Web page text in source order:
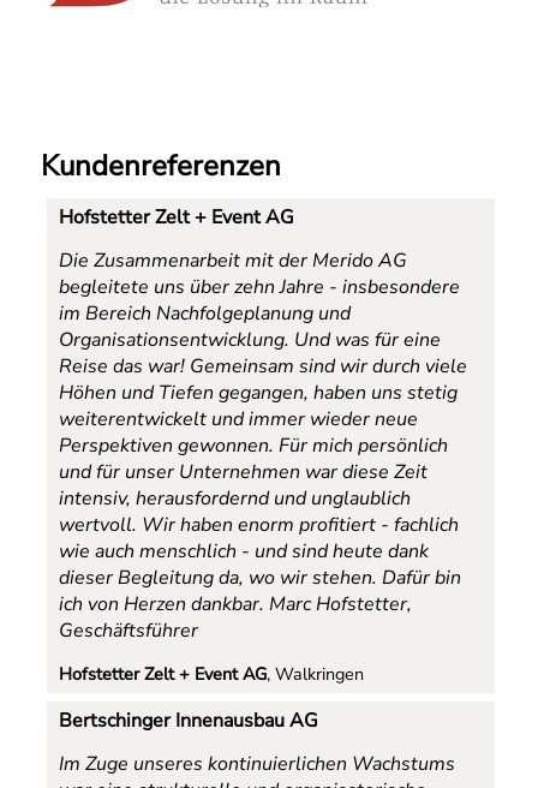
Kundenreferenzen
Hofstetter Zelt + Event AG
Die Zusammenarbeit mit der Merido AG
begleitete uns über zehn Jahre - insbesondere
im Bereich Nachfolgeplanung und
Organisationsentwicklung. Und was für eine
Reise das war! Gemeinsam sind wir durch viele
Höhen und Tiefen gegangen, haben uns stetig
weiterentwickelt und immer wieder neue
Perspektiven gewonnen. Für mich persönlich
und für unser Unternehmen war diese Zeit
intensiv, herausfordernd und unglaublich
wertvoll. Wir haben enorm profitiert - fachlich
wie auch menschlich - und sind heute dank
dieser Begleitung da, wo wir stehen. Dafür bin
ich von Herzen dankbar. Marc Hofstetter,
Geschäftsführer
Hofstetter Zelt + Event AG, Walkringen
Bertschinger Innenausbau AG
Im Zuge unseres kontinuierlichen Wachstums